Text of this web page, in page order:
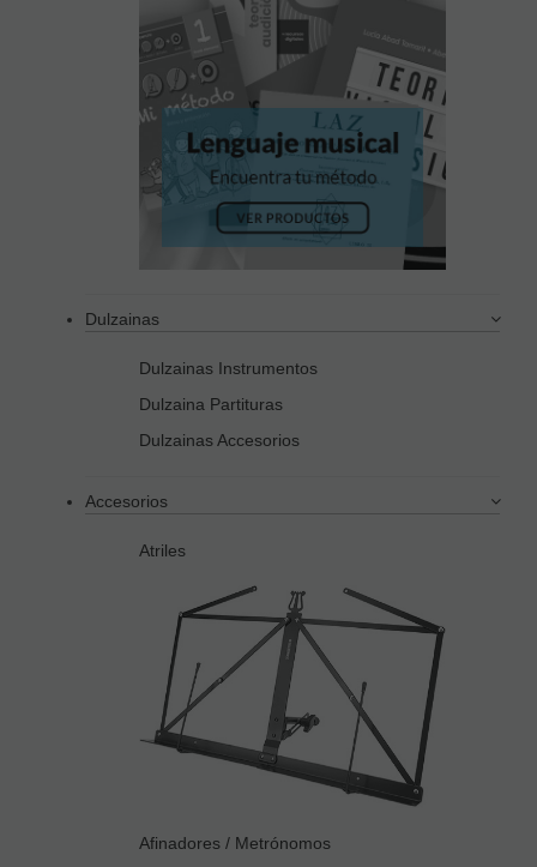
Dulzainas
Dulzainas Instrumentos
Dulzaina Partituras
Dulzainas Accesorios
Accesorios
Atriles
Afinadores / Metrónomos